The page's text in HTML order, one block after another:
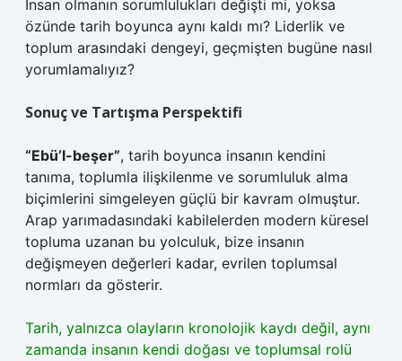
İnsan olmanın sorumlulukları değişti mi, yoksa
özünde tarih boyunca aynı kaldı mı? Liderlik ve
toplum arasındaki dengeyi, geçmişten bugüne nasıl
yorumlamalıyız?
Sonuç ve Tartışma Perspektifi
“Ebü’l-beşer”, tarih boyunca insanın kendini
tanıma, toplumla ilişkilenme ve sorumluluk alma
biçimlerini simgeleyen güçlü bir kavram olmuştur.
Arap yarımadasındaki kabilelerden modern küresel
topluma uzanan bu yolculuk, bize insanın
değişmeyen değerleri kadar, evrilen toplumsal
normları da gösterir.
Tarih, yalnızca olayların kronolojik kaydı değil, aynı
zamanda insanın kendi doğası ve toplumsal rolü